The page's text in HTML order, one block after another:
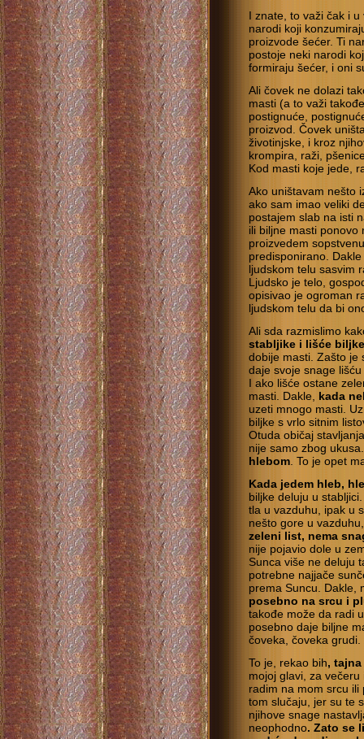
I znate, to važi čak i
narodi koji
proizvode šećer. Ti
postoje neki narodi
formiraju šećer, i oni
Ali čovek ne dolazi
masti (a to važi
postignuće,
proizvod. Čovek
životinjske, i kroz
krompira, raži,
Kod masti koje jede,
Ako uništavam nešto
ako sam imao veliki
postajem slab na isti
ili biljne masti ponovo
proizvedem
predisponirano.
ljudskom telu sasvim
Ljudsko je telo,
opisivao je ogroman
ljudskom telu da bi
Ali sda razmislimo
stabljike i lišće biljke
dobije masti. Zašto je
daje svoje snage
I ako lišće ostane
masti. Dakle, kada
uzeti mnogo masti.
biljke s vrlo sitnim
Otuda običaj
nije samo zbog
hlebom . To je opet
Kada jedem hleb,
biljke deluju u
tla u vazduhu, ipak u
nešto gore u
zeleni list, nema
nije pojavio dole u
Sunca više ne deluju
potrebne najjače
prema Suncu. Dakle,
posebno na srcu i
takođe može da radi
posebno daje biljne
čoveka, čoveka grudi.
To je, rekao bih,
mojoj glavi, za
radim na mom srcu
tom slučaju, jer su te
njihove snage
neophodno. Zato se